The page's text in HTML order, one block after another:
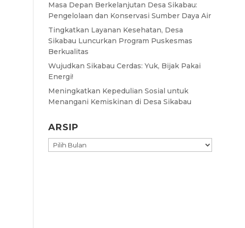
Masa Depan Berkelanjutan Desa Sikabau:
Pengelolaan dan Konservasi Sumber Daya Air
Tingkatkan Layanan Kesehatan, Desa
Sikabau Luncurkan Program Puskesmas
Berkualitas
Wujudkan Sikabau Cerdas: Yuk, Bijak Pakai
Energi!
Meningkatkan Kepedulian Sosial untuk
Menangani Kemiskinan di Desa Sikabau
ARSIP
ARSIP